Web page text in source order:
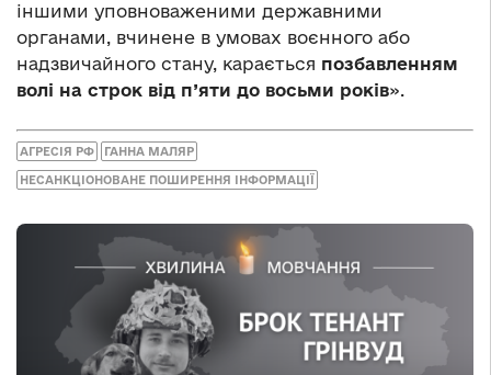
іншими уповноваженими державними
органами, вчинене в умовах воєнного або
надзвичайного стану, карається позбавленням
волі на строк від п’яти до восьми років».
АГРЕСІЯ РФ ГАННА МАЛЯР
НЕСАНКЦІОНОВАНЕ ПОШИРЕННЯ ІНФОРМАЦІЇ